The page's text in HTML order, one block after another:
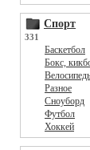
Спорт
331
Баскетбол
Бокс,
Разное
Сноуборд
Футбол
Хоккей